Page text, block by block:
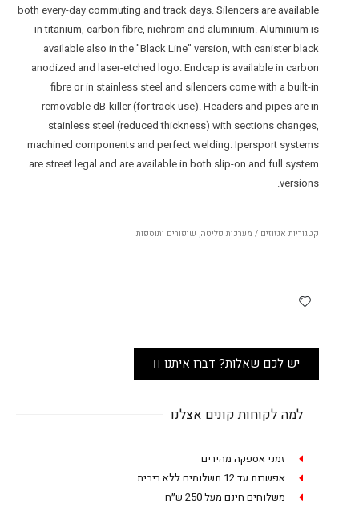
both every-day commuting and track days. Silencers are available
in titanium, carbon fibre, nichrom and aluminium. Aluminium is
available also in the "Black Line" version, with canister black
anodized and laser-etched logo. Endcap is available in carbon
fibre or in stainless steel and silencers come with a built-in
removable dB-killer (for track use). Headers and pipes are in
stainless steel (reduced thickness) with sections changes,
machined components and perfect welding. Ipersport systems
are street legal and are available in both slip-on and full system
versions.
קטגוריות אגזוזים / מערכות פליטה, שיפורים ותוספות
יש לכם שאלות? דברו איתנו
למה לקוחות קונים אצלנו
זמני אספקה מהירים
אפשרות עד 12 תשלומים ללא ריבית
משלוחים חינם מעל 250 ש״ח